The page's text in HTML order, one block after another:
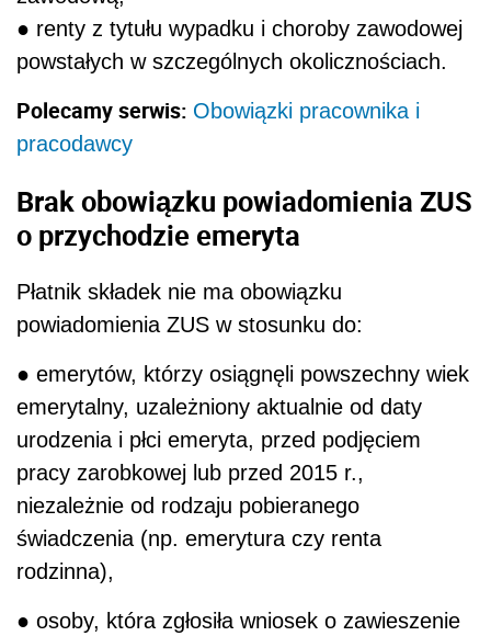
● renty z tytułu wypadku i choroby zawodowej
powstałych w szczególnych okolicznościach.
Polecamy serwis: Obowiązki pracownika i
pracodawcy
Brak obowiązku powiadomienia ZUS
o przychodzie emeryta
Płatnik składek nie ma obowiązku
powiadomienia ZUS w stosunku do:
● emerytów, którzy osiągnęli powszechny wiek
emerytalny, uzależniony aktualnie od daty
urodzenia i płci emeryta, przed podjęciem
pracy zarobkowej lub przed 2015 r.,
niezależnie od rodzaju pobieranego
świadczenia (np. emerytura czy renta
rodzinna),
● osoby, która zgłosiła wniosek o zawieszenie